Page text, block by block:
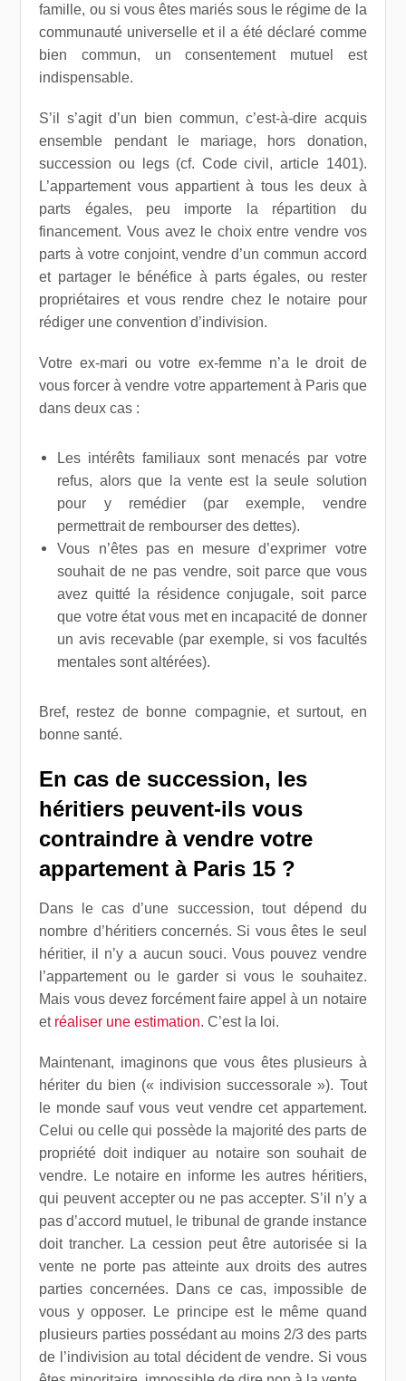
famille, ou si vous êtes mariés sous le régime de la
communauté universelle et il a été déclaré comme
bien commun, un consentement mutuel est
indispensable.
S’il s’agit d’un bien commun, c’est-à-dire acquis
ensemble pendant le mariage, hors donation,
succession ou legs (cf. Code civil, article 1401).
L’appartement vous appartient à tous les deux à
parts égales, peu importe la répartition du
financement. Vous avez le choix entre vendre vos
parts à votre conjoint, vendre d’un commun accord
et partager le bénéfice à parts égales, ou rester
propriétaires et vous rendre chez le notaire pour
rédiger une convention d’indivision.
Votre ex-mari ou votre ex-femme n’a le droit de
vous forcer à vendre votre appartement à Paris que
dans deux cas :
Les intérêts familiaux sont menacés par votre
refus, alors que la vente est la seule solution
pour y remédier (par exemple, vendre
permettrait de rembourser des dettes).
Vous n’êtes pas en mesure d’exprimer votre
souhait de ne pas vendre, soit parce que vous
avez quitté la résidence conjugale, soit parce
que votre état vous met en incapacité de donner
un avis recevable (par exemple, si vos facultés
mentales sont altérées).
Bref, restez de bonne compagnie, et surtout, en
bonne santé.
En cas de succession, les
héritiers peuvent-ils vous
contraindre à vendre votre
appartement à Paris 15 ?
Dans le cas d’une succession, tout dépend du
nombre d’héritiers concernés. Si vous êtes le seul
héritier, il n’y a aucun souci. Vous pouvez vendre
l’appartement ou le garder si vous le souhaitez.
Mais vous devez forcément faire appel à un notaire
et réaliser une estimation. C’est la loi.
Maintenant, imaginons que vous êtes plusieurs à
hériter du bien (« indivision successorale »). Tout
le monde sauf vous veut vendre cet appartement.
Celui ou celle qui possède la majorité des parts de
propriété doit indiquer au notaire son souhait de
vendre. Le notaire en informe les autres héritiers,
qui peuvent accepter ou ne pas accepter. S’il n’y a
pas d’accord mutuel, le tribunal de grande instance
doit trancher. La cession peut être autorisée si la
vente ne porte pas atteinte aux droits des autres
parties concernées. Dans ce cas, impossible de
vous y opposer. Le principe est le même quand
plusieurs parties possédant au moins 2/3 des parts
de l’indivision au total décident de vendre. Si vous